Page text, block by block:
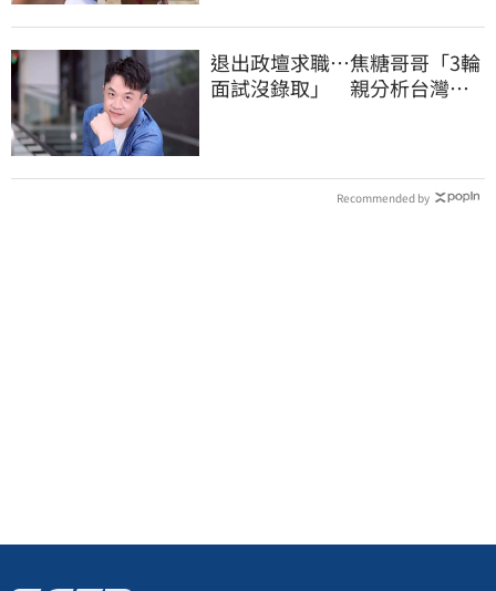
退出政壇求職…焦糖哥哥「3輪
面試沒錄取」 親分析台灣職
Recommended by